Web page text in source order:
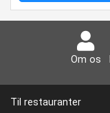
Om os
Til restauranter